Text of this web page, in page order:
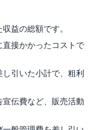
益の総額です。
接かかったコストで
引いた小計で、粗利
伝費など、販売活動